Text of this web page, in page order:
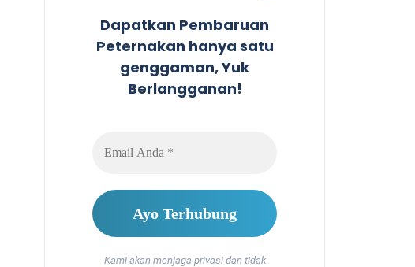
Dapatkan Pembaruan
Peternakan hanya satu
genggaman, Yuk
Berlangganan!
Kami akan menjaga privasi dan tidak